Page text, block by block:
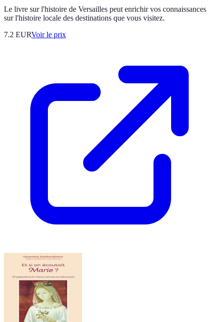
Le livre sur l'histoire de Versailles peut enrichir vos connaissances
sur l'histoire locale des destinations que vous visitez.
7.2 EURVoir le prix